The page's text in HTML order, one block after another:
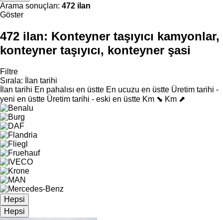
Arama sonuçları: 472 ilan
Göster
472 ilan: Konteyner taşıyıcı kamyonlar,
konteyner taşıyıcı, konteyner şasi
Filtre
Sırala:
İlan tarihi
İlan tarihi En pahalısı en üstte En ucuzu en üstte Üretim tarihi -
yeni en üstte Üretim tarihi - eski en üstte Km ⬊ Km ⬈
Hepsi
Hepsi